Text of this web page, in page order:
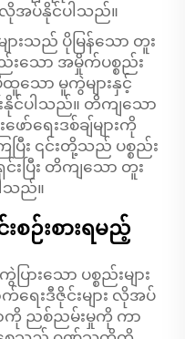
လိုအပ်နိုင်ပါသည်။
များသည် ပိုမြန်သော တူး
နည်းသော အမှိုက်ပစ္စည်း
သော မူကွဲများနှင့်
နိုင်ပါသည်။ တိကျသော
ာ်ရေးဒစ်ချ်များကို
ပြီး ၎င်းတို့သည် ပစ္စည်း
းပြီး တိကျသော တူး
သည်။
ဉ်းစားရမည့်
ားသော ပစ္စည်းများ
ေးဒီဇိုင်းများ လိုအပ်
ကို ညစ်ညမ်းမှုကို ကာ